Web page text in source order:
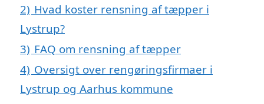
2) Hvad koster rensning af tæpper i
Lystrup?
3) FAQ om rensning af tæpper
4) Oversigt over rengøringsfirmaer i
Lystrup og Aarhus kommune